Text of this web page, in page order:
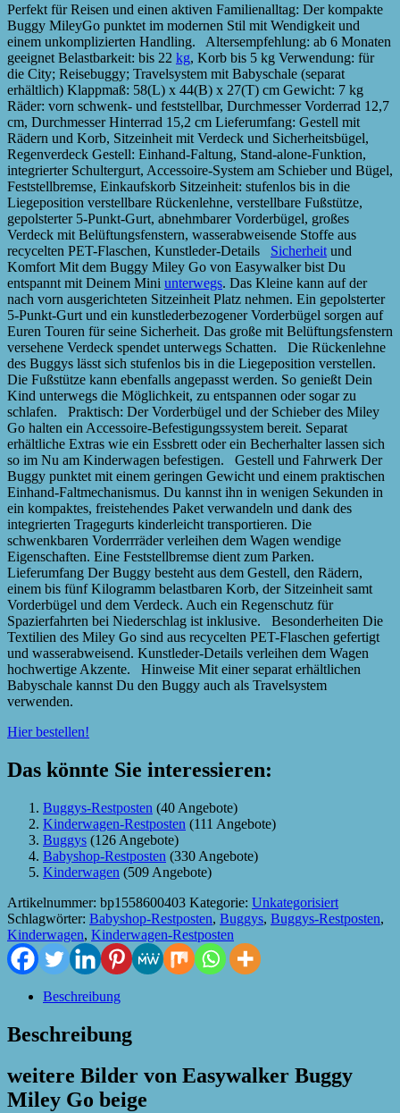
Perfekt für Reisen und einen aktiven Familienalltag: Der kompakte
Buggy MileyGo punktet im modernen Stil mit Wendigkeit und
einem unkomplizierten Handling. Altersempfehlung: ab 6 Monaten
geeignet Belastbarkeit: bis 22 kg, Korb bis 5 kg Verwendung: für
die City; Reisebuggy; Travelsystem mit Babyschale (separat
erhältlich) Klappmaß: 58(L) x 44(B) x 27(T) cm Gewicht: 7 kg
Räder: vorn schwenk- und feststellbar, Durchmesser Vorderrad 12,7
cm, Durchmesser Hinterrad 15,2 cm Lieferumfang: Gestell mit
Rädern und Korb, Sitzeinheit mit Verdeck und Sicherheitsbügel,
Regenverdeck Gestell: Einhand-Faltung, Stand-alone-Funktion,
integrierter Schultergurt, Accessoire-System am Schieber und Bügel,
Feststellbremse, Einkaufskorb Sitzeinheit: stufenlos bis in die
Liegeposition verstellbare Rückenlehne, verstellbare Fußstütze,
gepolsterter 5-Punkt-Gurt, abnehmbarer Vorderbügel, großes
Verdeck mit Belüftungsfenstern, wasserabweisende Stoffe aus
recycelten PET-Flaschen, Kunstleder-Details Sicherheit und
Komfort Mit dem Buggy Miley Go von Easywalker bist Du
entspannt mit Deinem Mini unterwegs. Das Kleine kann auf der
nach vorn ausgerichteten Sitzeinheit Platz nehmen. Ein gepolsterter
5-Punkt-Gurt und ein kunstlederbezogener Vorderbügel sorgen auf
Euren Touren für seine Sicherheit. Das große mit Belüftungsfenstern
versehene Verdeck spendet unterwegs Schatten. Die Rückenlehne
des Buggys lässt sich stufenlos bis in die Liegeposition verstellen.
Die Fußstütze kann ebenfalls angepasst werden. So genießt Dein
Kind unterwegs die Möglichkeit, zu entspannen oder sogar zu
schlafen. Praktisch: Der Vorderbügel und der Schieber des Miley
Go halten ein Accessoire-Befestigungssystem bereit. Separat
erhältliche Extras wie ein Essbrett oder ein Becherhalter lassen sich
so im Nu am Kinderwagen befestigen. Gestell und Fahrwerk Der
Buggy punktet mit einem geringen Gewicht und einem praktischen
Einhand-Faltmechanismus. Du kannst ihn in wenigen Sekunden in
ein kompaktes, freistehendes Paket verwandeln und dank des
integrierten Tragegurts kinderleicht transportieren. Die
schwenkbaren Vorderrräder verleihen dem Wagen wendige
Eigenschaften. Eine Feststellbremse dient zum Parken.
Lieferumfang Der Buggy besteht aus dem Gestell, den Rädern,
einem bis fünf Kilogramm belastbaren Korb, der Sitzeinheit samt
Vorderbügel und dem Verdeck. Auch ein Regenschutz für
Spazierfahrten bei Niederschlag ist inklusive. Besonderheiten Die
Textilien des Miley Go sind aus recycelten PET-Flaschen gefertigt
und wasserabweisend. Kunstleder-Details verleihen dem Wagen
hochwertige Akzente. Hinweise Mit einer separat erhältlichen
Babyschale kannst Du den Buggy auch als Travelsystem
verwenden.
Hier bestellen!
Das könnte Sie interessieren:
Buggys-Restposten (40 Angebote)
Kinderwagen-Restposten (111 Angebote)
Buggys (126 Angebote)
Babyshop-Restposten (330 Angebote)
Kinderwagen (509 Angebote)
Artikelnummer: bp1558600403 Kategorie: Unkategorisiert
Schlagwörter: Babyshop-Restposten, Buggys, Buggys-Restposten,
Kinderwagen, Kinderwagen-Restposten
Beschreibung
Beschreibung
weitere Bilder von Easywalker Buggy
Miley Go beige